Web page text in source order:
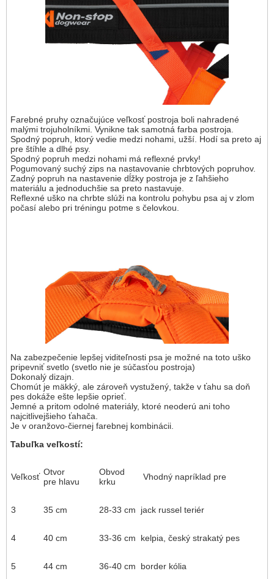
Farebné pruhy označujúce veľkosť postroja boli nahradené
malými trojuholníkmi. Vynikne tak samotná farba postroja.
Spodný popruh, ktorý vedie medzi nohami, užší. Hodí sa preto aj
pre štíhle a dlhé psy.
Spodný popruh medzi nohami má reflexné prvky!
Pogumovaný suchý zips na nastavovanie chrbtových popruhov.
Zadný popruh na nastavenie dĺžky postroja je z ľahšieho
materiálu a jednoduchšie sa preto nastavuje.
Reflexné uško na chrbte slúži na kontrolu pohybu psa aj v zlom
počasí alebo pri tréningu potme s čelovkou.
Na zabezpečenie lepšej viditeľnosti psa je možné na toto uško
pripevniť svetlo (svetlo nie je súčasťou postroja)
Dokonalý dizajn.
Chomút je mäkký, ale zároveň vystužený, takže v ťahu sa doň
pes dokáže ešte lepšie oprieť.
Jemné a pritom odolné materiály, ktoré neoderú ani toho
najcitlivejšieho ťahača.
Je v oranžovo-čiernej farebnej kombinácii.
Tabuľka veľkostí:
Veľkosť Otvor
pre hlavu
Obvod
krku
Vhodný napríklad pre
3 35 cm 28-33 cm jack russel teriér
4 40 cm 33-36 cm kelpia, český strakatý pes
5 44 cm 36-40 cm border kólia